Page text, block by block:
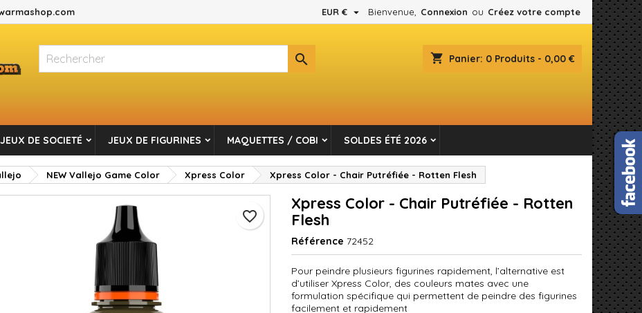
Bienvenue, Connexion ou Créez votre compte
EUR € 
shopping_cart Panier: 0 Produits - 0,00 €

JEUX DE SOCIETÉ JEUX DE FIGURINES MAQUETTES / COBI SOLDES ÉTÉ 2026
NEW Vallejo Game Color Xpress Color Xpress Color - Chair Putréfiée - Rotten Flesh
Xpress Color - Chair Putréfiée - Rotten
Flesh
Référence 72452
Pour peindre plusieurs figurines rapidement, l’alternative est
d’utiliser Xpress Color, des couleurs mates avec une
formulation spécifique qui permettent de peindre des figurines
facilement et rapidement
favorite_border
Mes listes d'envies
add_circle_outline Créer une nouvelle liste
Créer une liste d'envies
Connexion
Vous devez être connecté pour ajouter des produits à votre liste d'envies.